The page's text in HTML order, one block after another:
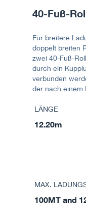
40-Fuß-
Für breitere
doppelt breiten
zwei 40-Fuß-
durch ein
verbunden werden. Ein doppelter
der nach einem
Rolltrailer
LÄNGE
12.20m
MAX.
100MT and